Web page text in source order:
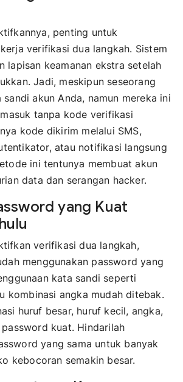
penting untuk
verifikasi dua langkah. Sistem
lapisan keamanan ekstra setelah
Jadi, meskipun seseorang
akun Anda, namun mereka ini
tanpa kode verifikasi
kode dikirim melalui SMS,
atau notifikasi langsung
ini tentunya membuat akun
data dan serangan hacker.
yang Kuat
verifikasi dua langkah,
menggunakan password yang
kata sandi seperti
kombinasi angka mudah ditebak.
huruf besar, huruf kecil, angka,
kuat. Hindarilah
yang sama untuk banyak
kebocoran semakin besar.